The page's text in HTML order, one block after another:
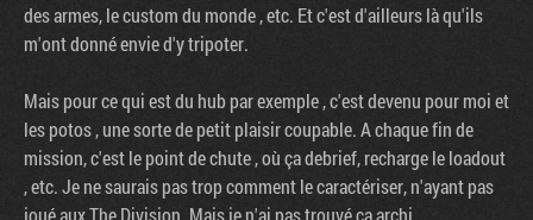
des armes, le custom du monde , etc. Et c'est d'ailleurs là qu'ils
m'ont donné envie d'y tripoter.
Mais pour ce qui est du hub par exemple , c'est devenu pour moi et
les potos , une sorte de petit plaisir coupable. A chaque fin de
mission, c'est le point de chute , où ça debrief, recharge le loadout
, etc. Je ne saurais pas trop comment le caractériser, n'ayant pas
joué aux The Division. Mais je n'ai pas trouvé ça archi